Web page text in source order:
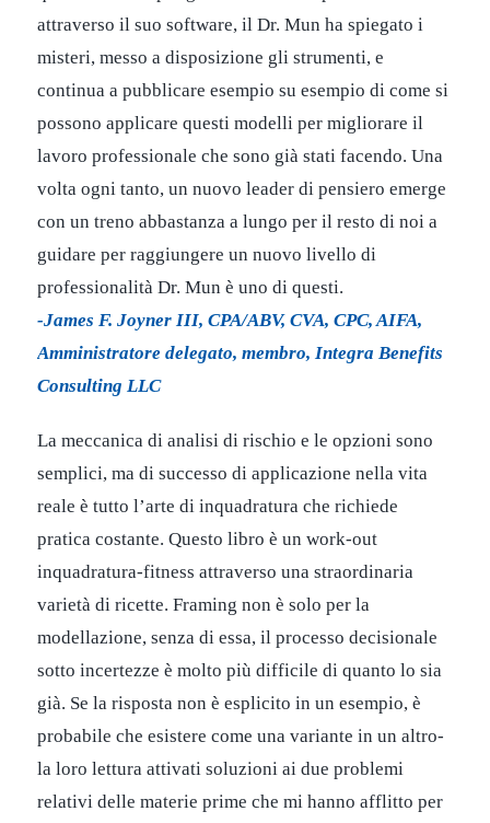
attraverso il suo software, il Dr. Mun ha spiegato i
misteri, messo a disposizione gli strumenti, e
continua a pubblicare esempio su esempio di come si
possono applicare questi modelli per migliorare il
lavoro professionale che sono già stati facendo. Una
volta ogni tanto, un nuovo leader di pensiero emerge
con un treno abbastanza a lungo per il resto di noi a
guidare per raggiungere un nuovo livello di
professionalità Dr. Mun è uno di questi.
-James F. Joyner III, CPA/ABV, CVA, CPC, AIFA,
Amministratore delegato, membro, Integra Benefits
Consulting LLC
La meccanica di analisi di rischio e le opzioni sono
semplici, ma di successo di applicazione nella vita
reale è tutto l’arte di inquadratura che richiede
pratica costante. Questo libro è un work-out
inquadratura-fitness attraverso una straordinaria
varietà di ricette. Framing non è solo per la
modellazione, senza di essa, il processo decisionale
sotto incertezze è molto più difficile di quanto lo sia
già. Se la risposta non è esplicito in un esempio, è
probabile che esistere come una variante in un altro-
la loro lettura attivati ​​soluzioni ai due problemi
relativi delle materie prime che mi hanno afflitto per